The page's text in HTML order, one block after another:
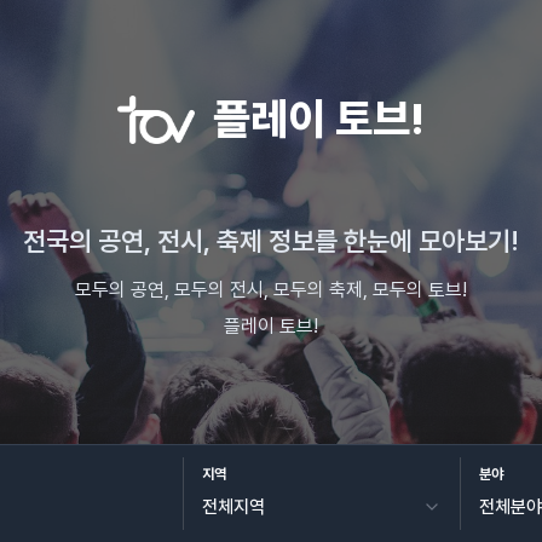
플레이 토브!
전국의 공연, 전시, 축제 정보를 한눈에 모아보기!
모두의 공연, 모두의 전시, 모두의 축제, 모두의 토브!
플레이 토브!
지역 분야